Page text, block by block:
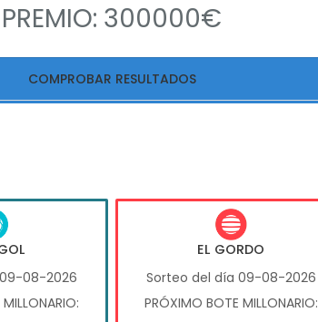
PREMIO: 300000€
COMPROBAR RESULTADOS
08-2026
EL GORDO
Sorteo del día 09-08-2026
PRÓXIMO BOTE MILLONARIO: